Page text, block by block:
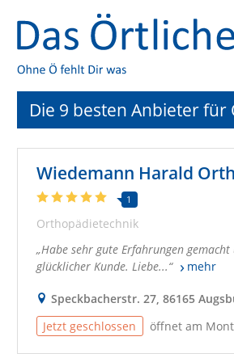
Die 9 besten Anbieter
Wiedemann Harald
1
Orthopädietechnik
Habe sehr gute Erfahrungen
glücklicher Kunde. Liebe...
mehr
Speckbacherstr. 27, 86165
Jetzt geschlossen
öffnet am